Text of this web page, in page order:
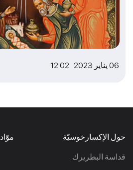
06 يناير 2023 12:02
حول الإكسارخوسيّة
قداسة البطريرك
موّاد